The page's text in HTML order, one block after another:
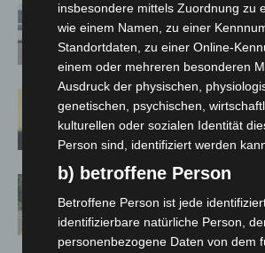
Niedersachsen:
kehren nach
Spanien zurück
Hannover: Erste
Population in
Brand im „Haus der
Neuwarmbüchen
insbesondere mittels Zuordnung zu
wie einem Namen, zu einer
Standortdaten, zu einer Online-
einem oder mehreren besonderen
Ausdruck der physischen,
genetischen, psychischen,
kulturellen oder sozialen Identität
Person sind, identifiziert werden
b) betroffene Person
Betroffene Person ist jede
identifizierbare natürliche Person,
personenbezogene Daten von dem